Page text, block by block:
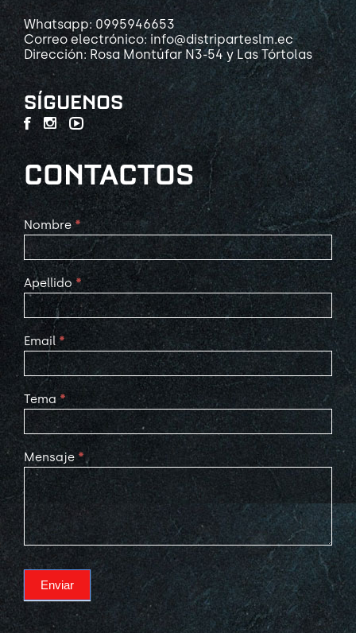
Whatsapp: 0995946653
Correo electrónico: info@distriparteslm.ec
Dirección: Rosa Montúfar N3-54 y Las Tórtolas
SÍGUENOS
CONTACTOS
Contact
Us
Nombre *
Apellido *
Email *
Tema *
Mensaje *
Enviar